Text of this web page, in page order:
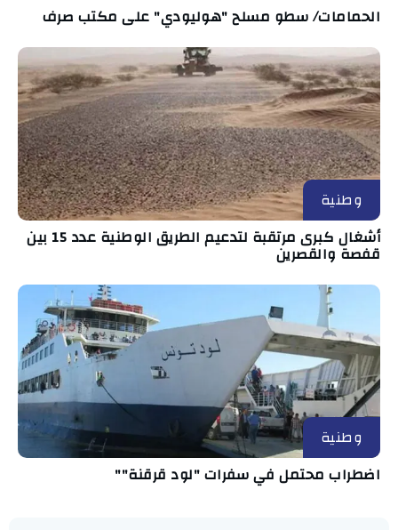
الحمامات/ سطو مسلح "هوليودي" على مكتب صرف
وطنية
أشغال كبرى مرتقبة لتدعيم الطريق الوطنية عدد 15 بين
قفصة والقصرين
وطنية
اضطراب محتمل في سفرات "لود قرقنة""